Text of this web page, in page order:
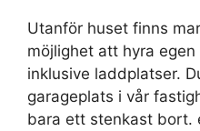
Utanför huset finns
möjlighet att hyra
inklusive laddplatser.
garageplats i vår
bara ett stenkast bort.